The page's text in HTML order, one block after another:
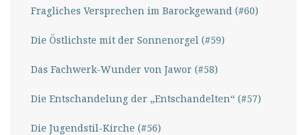
Fragliches Versprechen im Barockgewand (#60)
Die Östlichste mit der Sonnenorgel (#59)
Das Fachwerk-Wunder von Jawor (#58)
Die Entschandelung der „Entschandelten“ (#57)
Die Jugendstil-Kirche (#56)